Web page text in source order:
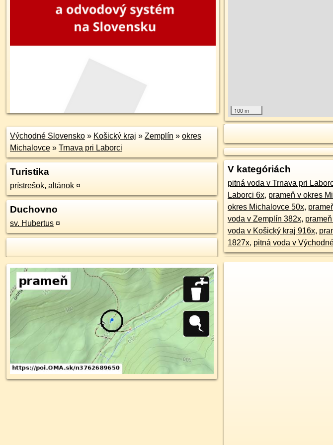
100 m
Východné Slovensko » Košický kraj » Zemplín » okres
Michalovce » Trnava pri Laborci
Turistika
prístrešok, altánok ¤
Duchovno
sv. Hubertus ¤
V kategóriách
pitná voda v Trnava pri
Laborci 6x, prameň v okres
okres Michalovce 50x,
voda v Zemplín 382x,
voda v Košický kraj 916x,
1827x, pitná voda v